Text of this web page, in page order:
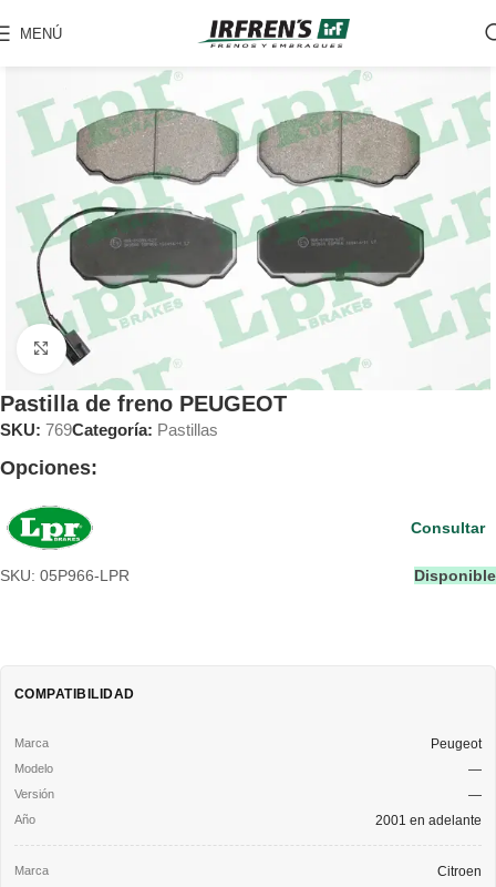
MENÚ
Clic para ampliar
Pastilla de freno PEUGEOT
SKU: 769Categoría: Pastillas
Opciones:
SKU: 05P966-LPR Disponible
Consultar
COMPATIBILIDAD
Peugeot
—
—
2001 en adelante
Citroen